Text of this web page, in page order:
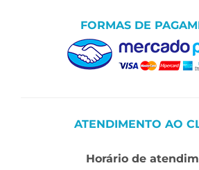
FORMAS DE
ATENDIMENTO AO
Horário de